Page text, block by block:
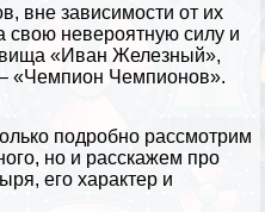
вне зависимости от их
свою невероятную силу и
«Иван Железный»,
«Чемпион Чемпионов».
подробно рассмотрим
но и расскажем про
его хаpaктер и